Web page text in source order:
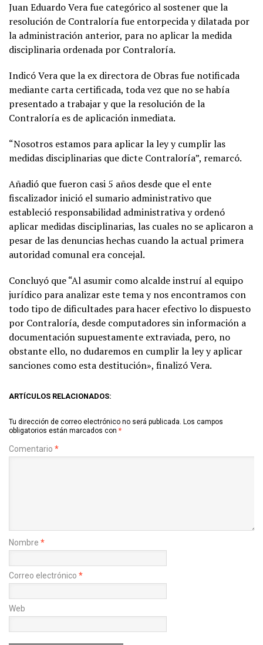
Juan Eduardo Vera fue categórico al sostener que la
resolución de Contraloría fue entorpecida y dilatada por
la administración anterior, para no aplicar la medida
disciplinaria ordenada por Contraloría.
Indicó Vera que la ex directora de Obras fue notificada
mediante carta certificada, toda vez que no se había
presentado a trabajar y que la resolución de la
Contraloría es de aplicación inmediata.
“Nosotros estamos para aplicar la ley y cumplir las
medidas disciplinarias que dicte Contraloría”, remarcó.
Añadió que fueron casi 5 años desde que el ente
fiscalizador inició el sumario administrativo que
estableció responsabilidad administrativa y ordenó
aplicar medidas disciplinarias, las cuales no se aplicaron a
pesar de las denuncias hechas cuando la actual primera
autoridad comunal era concejal.
Concluyó que “Al asumir como alcalde instruí al equipo
jurídico para analizar este tema y nos encontramos con
todo tipo de dificultades para hacer efectivo lo dispuesto
por Contraloría, desde computadores sin información a
documentación supuestamente extraviada, pero, no
obstante ello, no dudaremos en cumplir la ley y aplicar
sanciones como esta destitución», finalizó Vera.
ARTÍCULOS RELACIONADOS:
Tu dirección de correo electrónico no será publicada. Los campos
obligatorios están marcados con *
Comentario *
Nombre *
Correo electrónico *
Web